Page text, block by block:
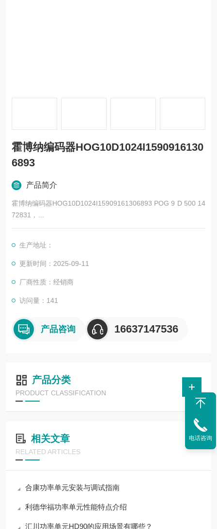
霍博纳编码器HOG10D1024I1590916130
6893
产品简介
霍博纳编码器HOG10D1024I15909161306893 POG 9 D 500 14
72831，
HOG 10 D 102 HUBNER 霍博纳编码器是由德国霍博纳公司生产
是其详细简介
生产地址：
更新时间：2025-09-11
厂商性质：经销商
访问量：141
产品咨询 16637147536
产品分类
PRODUCT CLASSIFICATION
相关文章
RELATED ARTICLES
合康功率单元安装与调试指南
利德华福功率单元性能特点介绍
汇川功率单元HD90的应用场景有哪些？
电话咨询